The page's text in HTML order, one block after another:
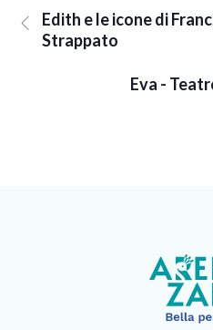
Edith e le icone di
Strappato
Eva -